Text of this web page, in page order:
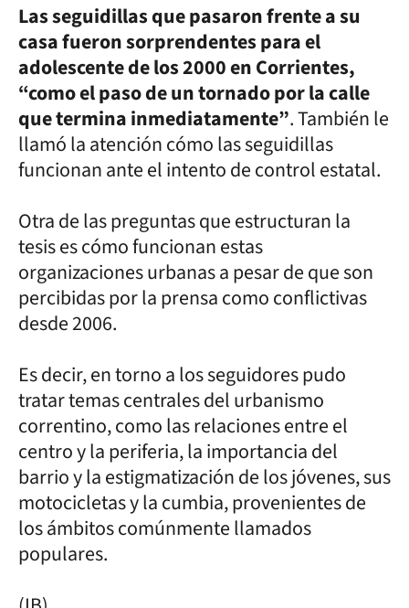
Las seguidillas que pasaron frente a su
casa fueron sorprendentes para el
adolescente de los 2000 en Corrientes,
“como el paso de un tornado por la calle
que termina inmediatamente”. También le
llamó la atención cómo las seguidillas
funcionan ante el intento de control estatal.
Otra de las preguntas que estructuran la
tesis es cómo funcionan estas
organizaciones urbanas a pesar de que son
percibidas por la prensa como conflictivas
desde 2006.
Es decir, en torno a los seguidores pudo
tratar temas centrales del urbanismo
correntino, como las relaciones entre el
centro y la periferia, la importancia del
barrio y la estigmatización de los jóvenes, sus
motocicletas y la cumbia, provenientes de
los ámbitos comúnmente llamados
populares.